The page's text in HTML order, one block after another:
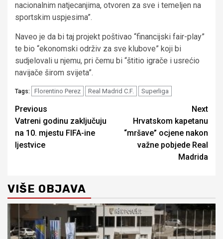
nacionalnim natjecanjima, otvoren za sve i temeljen na
sportskim uspjesima”.
Naveo je da bi taj projekt poštivao “financijski fair-play”
te bio “ekonomski održiv za sve klubove” koji bi
sudjelovali u njemu, pri čemu bi “štitio igrače i usrećio
navijače širom svijeta”.
Tags: Florentino Perez Real Madrid C.F. Superliga
Continue
Reading
Previous
Vatreni godinu zaključuju
na 10. mjestu FIFA-ine
ljestvice
Next
Hrvatskom kapetanu
“mršave” ocjene nakon
važne pobjede Real
Madrida
VIŠE OBJAVA